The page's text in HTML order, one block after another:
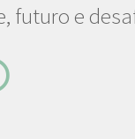
futuro e